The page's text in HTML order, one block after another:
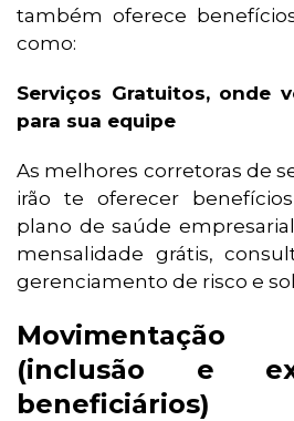
também oferece
como:
Serviços Gratuitos, onde
para sua equipe
As melhores corretoras de
irão te oferecer
plano de saúde
mensalidade grátis,
gerenciamento de risco e
(inclusão e
beneficiários)